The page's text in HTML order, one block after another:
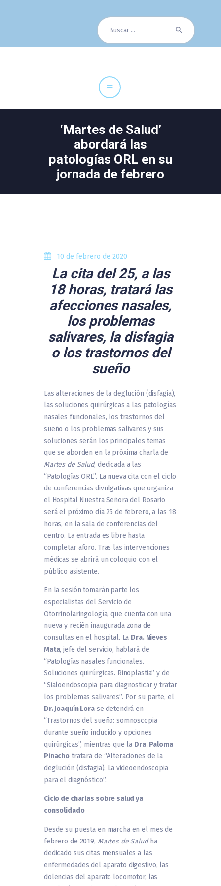
Buscar:
‘Martes de Salud’
abordará las
patologías ORL en su
jornada de febrero
Cuadro Médico
Especialidades
10 de febrero de 2020
La cita del 25, a las
18 horas, tratará las
afecciones nasales,
los problemas
salivares, la disfagia
o los trastornos del
sueño
Las alteraciones de la deglución (disfagia),
las soluciones quirúrgicas a las patologías
nasales funcionales, los trastornos del
sueño o los problemas salivares y sus
soluciones serán los principales temas
que se aborden en la próxima charla de
Martes de Salud, dedicada a las
“Patologías ORL”. La nueva cita con el ciclo
de conferencias divulgativas que organiza
el Hospital Nuestra Señora del Rosario
será el próximo día 25 de febrero, a las 18
horas, en la sala de conferencias del
centro. La entrada es libre hasta
completar aforo. Tras las intervenciones
médicas se abrirá un coloquio con el
público asistente.
En la sesión tomarán parte los
especialistas del Servicio de
Otorrinolaringología, que cuenta con una
nueva y recién inaugurada zona de
consultas en el hospital. La Dra. Nieves
Mata, jefe del servicio, hablará de
“Patologías nasales funcionales.
Soluciones quirúrgicas. Rinoplastia” y de
“Sialoendoscopia para diagnosticar y tratar
los problemas salivares”. Por su parte, el
Dr. Joaquín Lorase detendrá en
“Trastornos del sueño: somnoscopia
durante sueño inducido y opciones
quirúrgicas”, mientras que la Dra. Paloma
Pinacho tratará de “Alteraciones de la
deglución (disfagia). La videoendoscopia
para el diagnóstico”.
Ciclo de charlas sobre salud ya
consolidado
Desde su puesta en marcha en el mes de
febrero de 2019, Martes de Salud ha
dedicado sus citas mensuales a las
enfermedades del aparato digestivo, las
dolencias del aparato locomotor, las